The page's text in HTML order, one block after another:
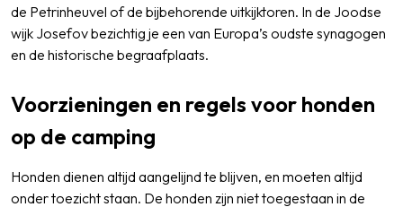
de Petrinheuvel of de bijbehorende uitkijktoren. In de Joodse
wijk Josefov bezichtig je een van Europa’s oudste synagogen
en de historische begraafplaats.
Voorzieningen en regels voor honden
op de camping
Honden dienen altijd aangelijnd te blijven, en moeten altijd
onder toezicht staan. De honden zijn niet toegestaan in de